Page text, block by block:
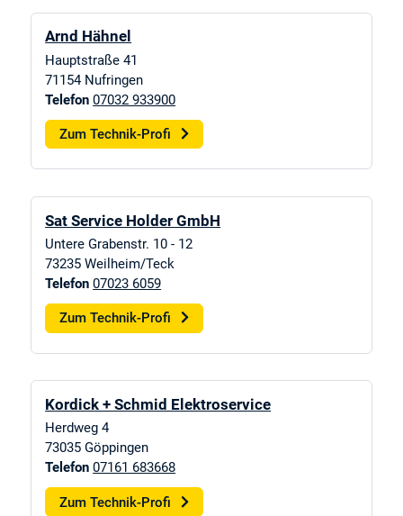
Arnd Hähnel
Hauptstraße 41
71154 Nufringen
Telefon 07032 933900
Zum Technik-Profi
Sat Service Holder GmbH
Untere Grabenstr. 10 - 12
73235 Weilheim/Teck
Telefon 07023 6059
Zum Technik-Profi
Kordick + Schmid Elektroservice
Herdweg 4
73035 Göppingen
Telefon 07161 683668
Zum Technik-Profi